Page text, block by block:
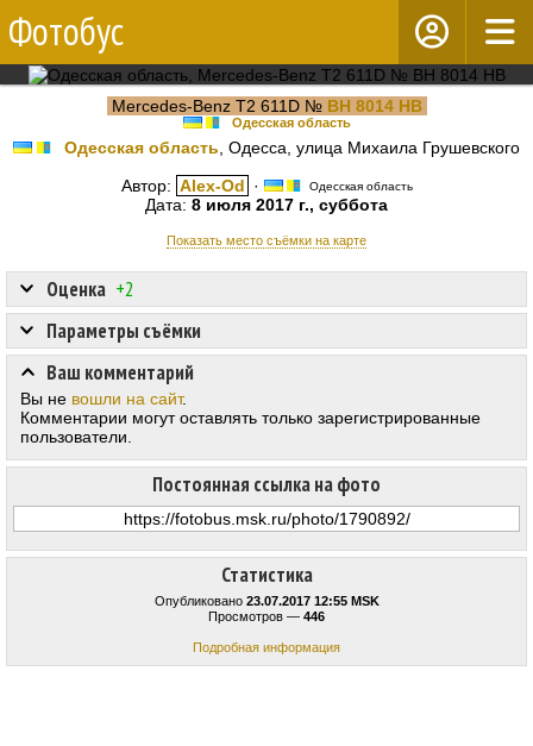
Фотобус
Mercedes-Benz T2 611D № BH 8014 HB
Одесская область
Одесская область , Одесса, улица Михаила Грушевского
Автор: Alex-Od · Одесская область
Дата: 8 июля 2017 г., суббота
Показать место съёмки на карте
Статистика
Опубликовано 23.07.2017 12:55 MSK
Просмотров — 446
Подробная информация
Оценка +2
Постоянная ссылка на фото
Параметры съёмки
Ваш комментарий
Вы не вошли на сайт.
Комментарии могут оставлять только зарегистрированные
пользователи.